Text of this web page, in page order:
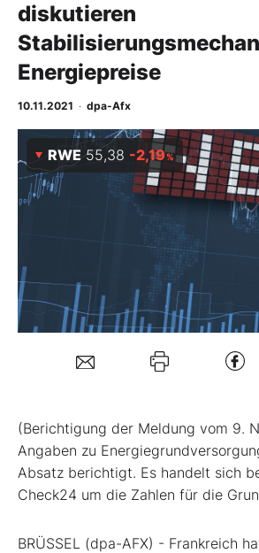
Finanz-Check
Abo & Shop
BO-Musterdepots
Experten
Mein B:O
Folgen Sie uns
Kontakt
diskutieren
Energiepreise
10.11.2021 · dpa-Afx
RWE 55,38 -2,19%
(Berichtigung der Meldung vom 9.
Angaben zu
Absatz berichtigt. Es handelt sich
Check24 um die Zahlen für die
BRÜSSEL (dpa-AFX) - Frankreich